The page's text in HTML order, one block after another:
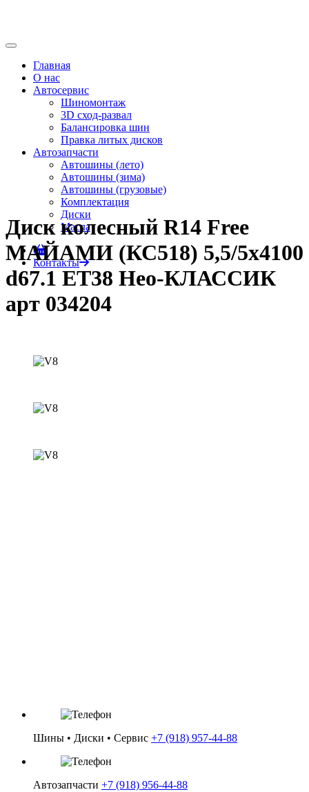
Главная
О нас
Автосервис
Шиномонтаж
3D сход-развал
Балансировка шин
Правка литых дисков
Автозапчасти
Автошины (лето)
Автошины (зима)
Автошины (грузовые)
Комплектация
Диски
Масла
0
Контакты
Диск колесный R14 Free
МАЙАМИ (КС518) 5,5/5х4100
d67.1 ЕТ38 Нео-КЛАССИК
арт 034204
в корзину
Шины • Диски • Сервис +7 (918) 957-44-88
Автозапчасти +7 (918) 956-44-88